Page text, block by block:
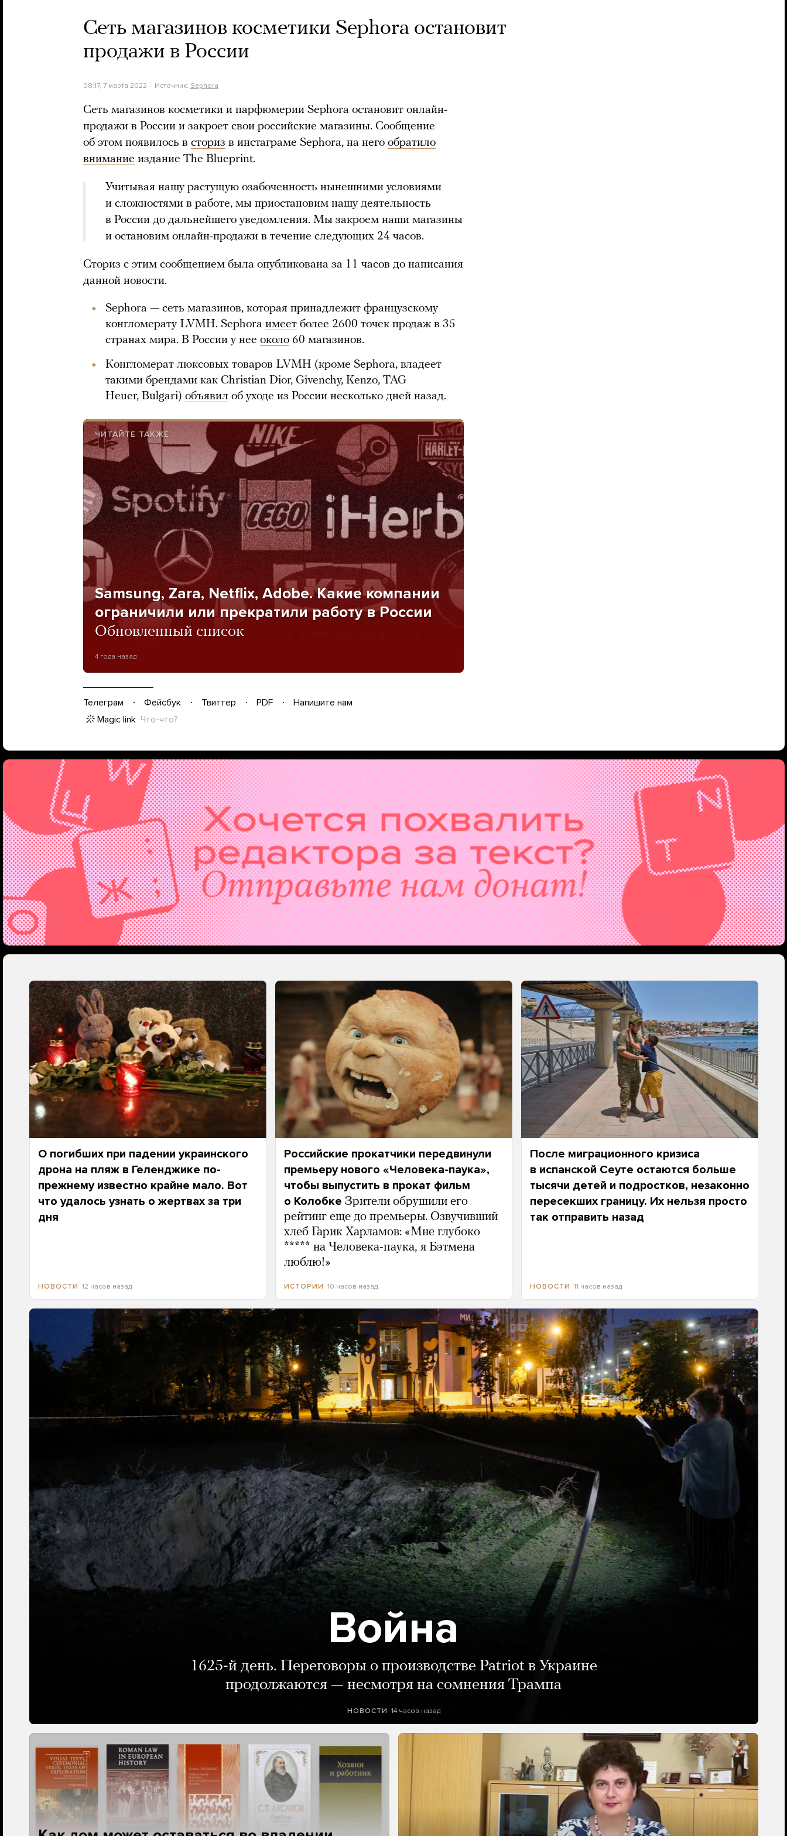
Сеть магазинов косметики Sephora остановит
продажи в России
08:17, 7 марта 2022 Источник: Sephora
Сеть магазинов косметики и парфюмерии Sephora остановит онлайн-
продажи в России и закроет свои российские магазины. Сообщение
об этом появилось в сториз в инстаграме Sephora, на него обратило
внимание издание The Blueprint.
Учитывая нашу растущую озабоченность нынешними условиями
и сложностями в работе, мы приостановим нашу деятельность
в России до дальнейшего уведомления. Мы закроем наши магазины
и остановим онлайн-продажи в течение следующих 24 часов.
Сториз с этим сообщением была опубликована за 11 часов до написания
данной новости.
Sephora — сеть магазинов, которая принадлежит французскому
конгломерату LVMH. Sephora имеет более 2600 точек продаж в 35
странах мира. В России у нее около 60 магазинов.
Конгломерат люксовых товаров LVMH (кроме Sephora, владеет
такими брендами как Christian Dior, Givenchy, Kenzo, TAG
Heuer, Bulgari) объявил об уходе из России несколько дней назад.
ЧИТАЙТЕ ТАКЖЕ
Samsung, Zara, Netflix, Adobe. Какие компании
ограничили или прекратили работу в России
Обновленный список
4 года назад
Телеграм Фейсбук Твиттер PDF
Напишите нам
Magic link Что-что?
О погибших при падении украинского
дрона на пляж в Геленджике по-
прежнему известно крайне мало. Вот
что удалось узнать о жертвах за три
дня
НОВОСТИ 12 часов назад
Российские прокатчики передвинули
премьеру нового «Человека-паука»,
чтобы выпустить в прокат фильм
о Колобке Зрители обрушили его
рейтинг еще до премьеры. Озвучивший
хлеб Гарик Харламов: «Мне глубоко
***** на Человека-паука, я Бэтмена
люблю!»
ИСТОРИИ 10 часов назад
После миграционного кризиса
в испанской Сеуте остаются больше
тысячи детей и подростков, незаконно
пересекших границу. Их нельзя просто
так отправить назад
НОВОСТИ 11 часов назад
Война
1625-й день. Переговоры о производстве Patriot в Украине
продолжаются — несмотря на сомнения Трампа
НОВОСТИ 14 часов назад